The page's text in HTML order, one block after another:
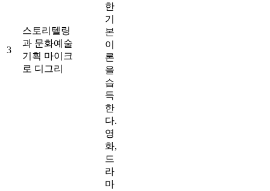
3
스토리텔링
과 문화예술
기획 마이크
로 디그리
한
기
본
이
론
을
습
득
한
다.
영
화,
드
라
마